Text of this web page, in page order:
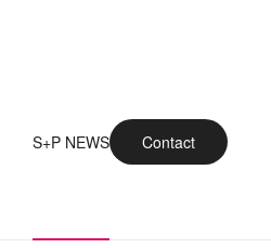
S+P NEWS Contact